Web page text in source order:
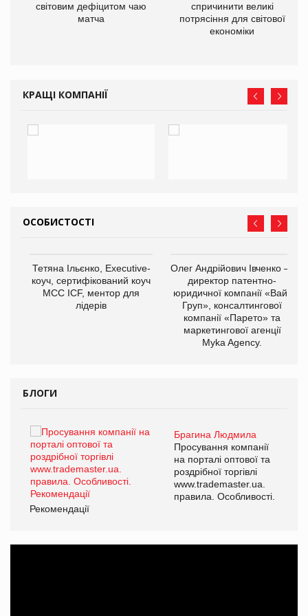
світовим дефіцитом чаю
матча
спричинити великі
потрясіння для світової
економіки
КРАЩІ КОМПАНІЇ
ОСОБИСТОСТІ
Тетяна Ільєнко, Executive-
коуч, сертифікований коуч
МСС ICF, ментор для
лідерів
Олег Андрійович Івченко —
директор патентно-
юридичної компанії «Вайз
Груп», консалтингової
компанії «Парето» та
маркетингової агенції
Myka Agency.
БЛОГИ
Брагина Людмила
Просування компанії
на порталі оптової та
роздрібної торгівлі
www.trademaster.ua.
правила. Особливості.
Рекомендації